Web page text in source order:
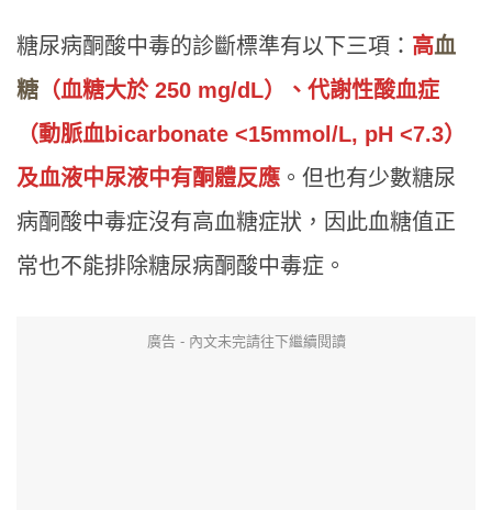
糖尿病酮酸中毒的診斷標準有以下三項： 高血
糖 （血糖大於 250 mg/dL）、代謝性酸血症
（動脈血bicarbonate <15mmol/L, pH <7.3）
及血液中尿液中有酮體反應 。但也有少數糖尿
病酮酸中毒症沒有高血糖症狀，因此血糖值正
常也不能排除糖尿病酮酸中毒症。
廣告 - 內文未完請往下繼續閱讀